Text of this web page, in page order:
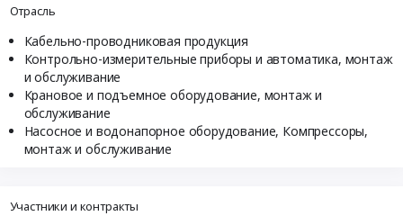
Отрасль
Кабельно-проводниковая продукция
Контрольно-измерительные приборы и автоматика, монтаж
и обслуживание
Крановое и подъемное оборудование, монтаж и
обслуживание
Насосное и водонапорное оборудование, Компрессоры,
монтаж и обслуживание
Участники и контракты